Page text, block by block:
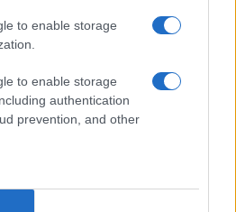
to enable storage
to enable storage
authentication
prevention, and other
9 agosto, temperature in calo
ci sono”